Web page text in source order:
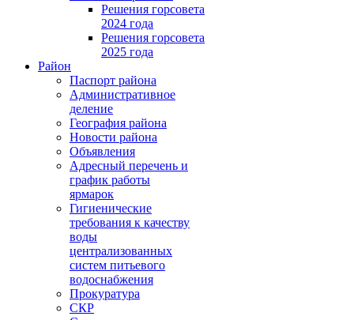
Решения горсовета
2024 года
Решения горсовета
2025 года
Район
Паспорт района
Административное
деление
География района
Новости района
Объявления
Адресный перечень и
график работы
ярмарок
Гигиенические
требования к качеству
воды
централизованных
систем питьевого
водоснабжения
Прокуратура
СКР